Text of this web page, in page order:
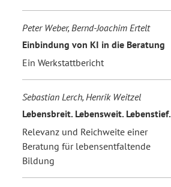
Peter Weber, Bernd-Joachim Ertelt
Einbindung von KI in die Beratung
Ein Werkstattbericht
Sebastian Lerch, Henrik Weitzel
Lebensbreit. Lebensweit. Lebenstief.
Relevanz und Reichweite einer
Beratung für lebensentfaltende
Bildung